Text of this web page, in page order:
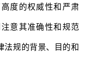
度的权威性和严肃
意其准确性和规范
法规的背景、目的和